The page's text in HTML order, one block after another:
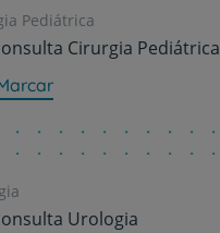
Pediátrica
Cirurgia Pediátrica
Urologia